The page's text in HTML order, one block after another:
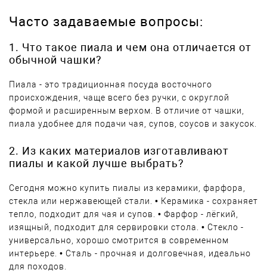
Часто задаваемые вопросы:
1. Что такое пиала и чем она отличается от
обычной чашки?
Пиала - это традиционная посуда восточного
происхождения, чаще всего без ручки, с округлой
формой и расширенным верхом. В отличие от чашки,
пиала удобнее для подачи чая, супов, соусов и закусок.
2. Из каких материалов изготавливают
пиалы и какой лучше выбрать?
Сегодня можно купить пиалы из керамики, фарфора,
стекла или нержавеющей стали. • Керамика - сохраняет
тепло, подходит для чая и супов. • Фарфор - лёгкий,
изящный, подходит для сервировки стола. • Стекло -
универсально, хорошо смотрится в современном
интерьере. • Сталь - прочная и долговечная, идеально
для походов.